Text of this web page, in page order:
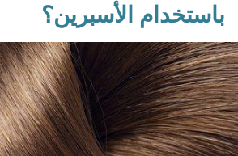
باستخدام الأسبرين؟